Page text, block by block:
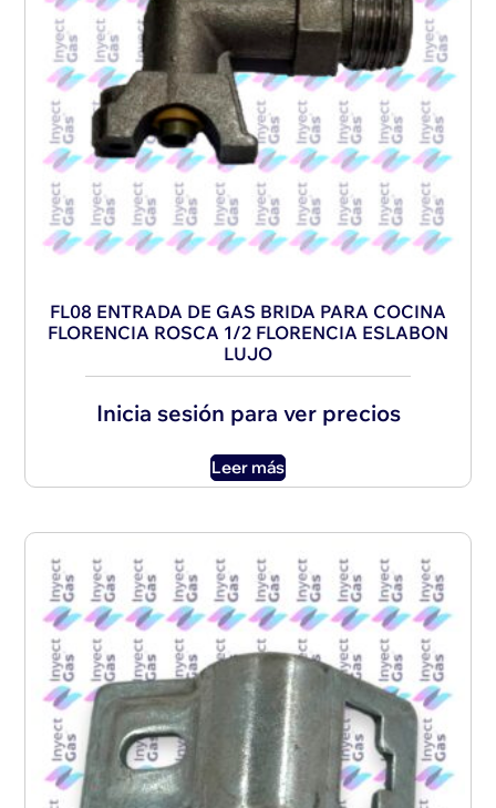
FL08 ENTRADA DE GAS BRIDA PARA COCINA
FLORENCIA ROSCA 1/2 FLORENCIA ESLABON
LUJO
Inicia sesión para ver precios
Leer más